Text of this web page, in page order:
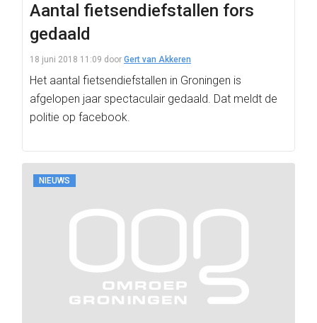
Aantal fietsendiefstallen fors
gedaald
18 juni 2018 11:09 door Gert van Akkeren
Het aantal fietsendiefstallen in Groningen is
afgelopen jaar spectaculair gedaald. Dat meldt de
politie op facebook.
NIEUWS